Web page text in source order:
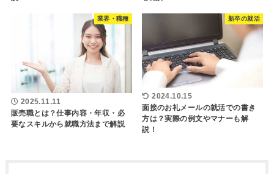
業界・職種
2025.11.11
販売職とは？仕事内容・年収・必
要なスキルから就職方法まで解説
新卒の就活
2024.10.15
面接のお礼メールの就活での書き
方は？実際の例文やマナーも解
説！